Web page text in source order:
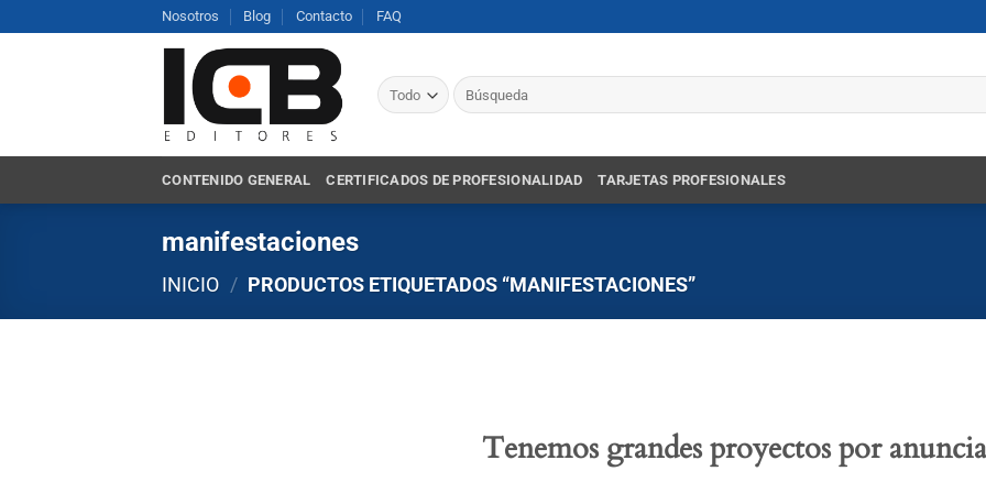
al
Nosotros Blog Contacto FAQ
Buscar
por:
CONTENIDO GENERAL CERTIFICADOS DE PROFESIONALIDAD TARJETAS PROFESIONALES
manifestaciones
INICIO / PRODUCTOS ETIQUETADOS “MANIFESTACIONES”
Tenemos grandes proyectos por